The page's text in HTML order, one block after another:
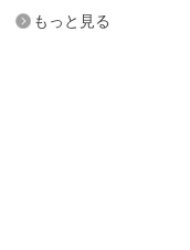
もっと見る